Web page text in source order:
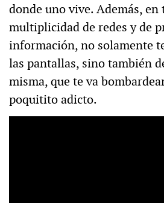
donde uno vive. Además, en
multiplicidad de redes y de
información, no solamente
las pantallas, sino también
misma, que te va
poquitito adicto.